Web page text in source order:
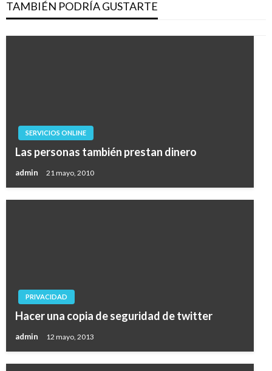
TAMBIÉN PODRÍA GUSTARTE
SERVICIOS ONLINE
Las personas también prestan dinero
admin 21 mayo, 2010
PRIVACIDAD
Hacer una copia de seguridad de twitter
admin 12 mayo, 2013